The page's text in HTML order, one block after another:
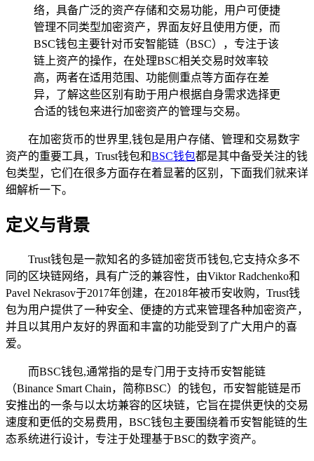
络，具备广泛的资产存储和交易功能，用户可便捷
管理不同类型加密资产，界面友好且使用方便，而
BSC钱包主要针对币安智能链（BSC），专注于该
链上资产的操作，在处理BSC相关交易时效率较
高，两者在适用范围、功能侧重点等方面存在差
异，了解这些区别有助于用户根据自身需求选择更
合适的钱包来进行加密资产的管理与交易。
在加密货币的世界里,钱包是用户存储、管理和交易数字
资产的重要工具，Trust钱包和BSC钱包都是其中备受关注的钱
包类型，它们在很多方面存在着显著的区别，下面我们就来详
细解析一下。
定义与背景
Trust钱包是一款知名的多链加密货币钱包,它支持众多不
同的区块链网络，具有广泛的兼容性，由Viktor Radchenko和
Pavel Nekrasov于2017年创建，在2018年被币安收购，Trust钱
包为用户提供了一种安全、便捷的方式来管理各种加密资产，
并且以其用户友好的界面和丰富的功能受到了广大用户的喜
爱。
而BSC钱包,通常指的是专门用于支持币安智能链
（Binance Smart Chain，简称BSC）的钱包，币安智能链是币
安推出的一条与以太坊兼容的区块链，它旨在提供更快的交易
速度和更低的交易费用，BSC钱包主要围绕着币安智能链的生
态系统进行设计，专注于处理基于BSC的数字资产。